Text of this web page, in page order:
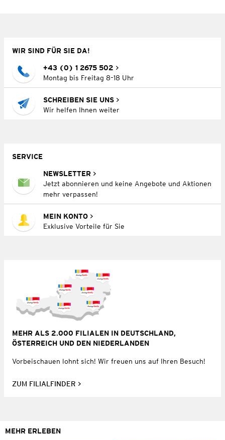
WIR SIND FÜR SIE DA!
+43 (0) 1 2675 502
Montag bis Freitag 8–18 Uhr
SCHREIBEN SIE UNS
Wir helfen Ihnen weiter
SERVICE
NEWSLETTER
Jetzt abonnieren und keine Angebote und Aktionen
mehr verpassen!
MEIN KONTO
Exklusive Vorteile für Sie
MEHR ALS 2.000 FILIALEN IN DEUTSCHLAND,
ÖSTERREICH UND DEN NIEDERLANDEN
Vorbeischauen lohnt sich! Wir freuen uns auf Ihren Besuch!
ZUM FILIALFINDER
MEHR ERLEBEN